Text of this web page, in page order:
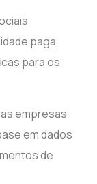
paga,
para os
empresas
em dados
de